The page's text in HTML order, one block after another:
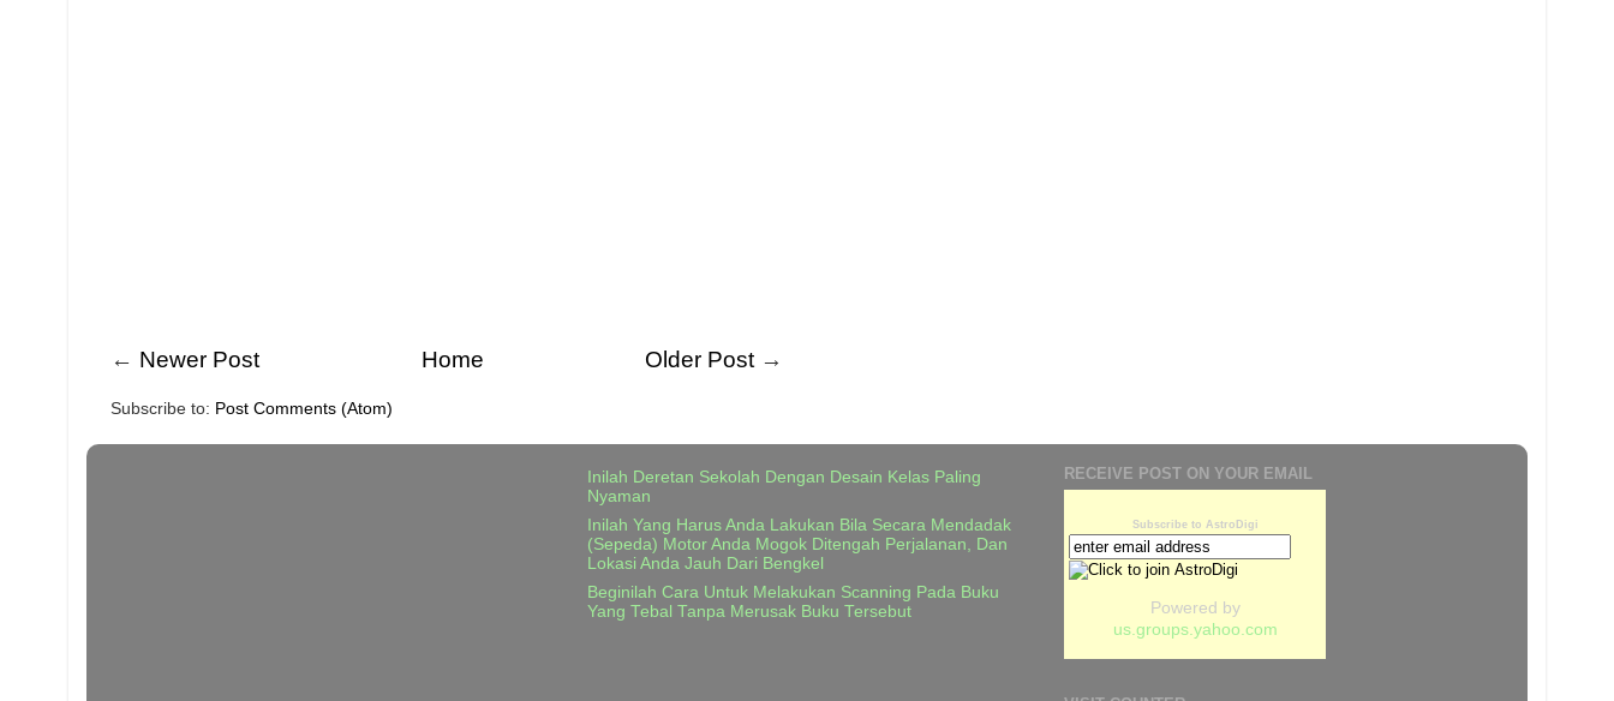
← Newer Post Older Post→
Home
Subscribe to: Post Comments (Atom)
Inilah Deretan Sekolah Dengan Desain Kelas Paling
Nyaman
Inilah Yang Harus Anda Lakukan Bila Secara Mendadak
(Sepeda) Motor Anda Mogok Ditengah Perjalanan, Dan
Lokasi Anda Jauh Dari Bengkel
Beginilah Cara Untuk Melakukan Scanning Pada Buku
Yang Tebal Tanpa Merusak Buku Tersebut
RECEIVE POST ON YOUR EMAIL
Subscribe to AstroDigi
Powered by
us.groups.yahoo.com